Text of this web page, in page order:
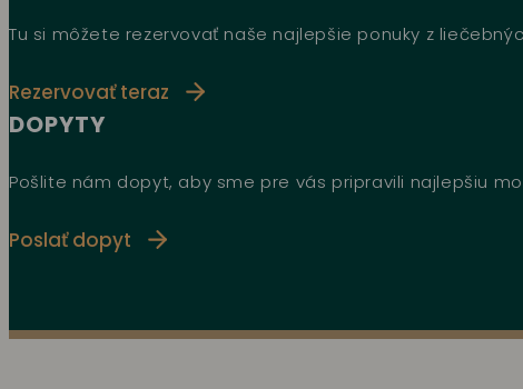
Tu si môžete rezervovať naše najlepšie ponuky z
Rezervovať teraz
DOPYTY
Pošlite nám dopyt, aby sme pre vás pripravili najlepšiu
Poslať dopyt